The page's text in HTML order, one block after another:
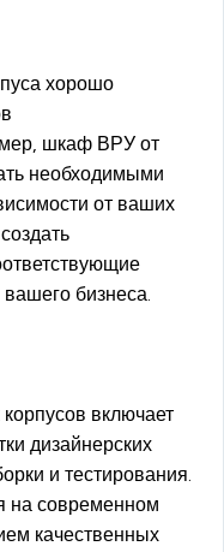
хорошо
шкаф ВРУ от
необходимыми
от ваших
бизнеса.
включает
дизайнерских
и тестирования.
на современном
качественных